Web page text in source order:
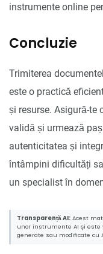
instrumente online
Concluzie
Trimiterea
este o practică
și resurse. Asigură-te
validă și urmează
autenticitatea și
întâmpini dificultăți
un specialist în
Transparență AI: Acest
unor instrumente AI și este
generate sau modificate cu